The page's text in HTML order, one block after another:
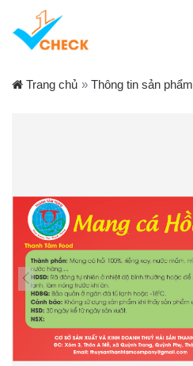
Trang chủ » Thông tin sản phẩm